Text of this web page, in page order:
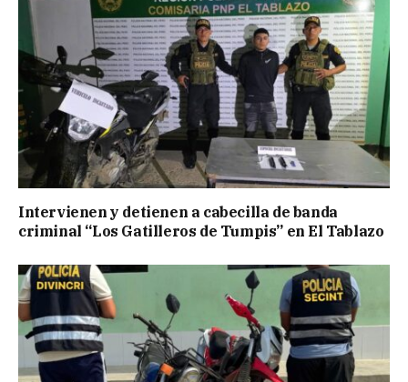
Intervienen y detienen a cabecilla de banda
criminal “Los Gatilleros de Tumpis” en El Tablazo